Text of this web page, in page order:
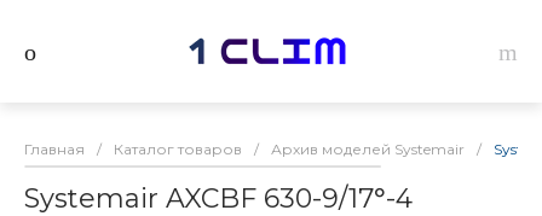
Главная / Каталог товаров / Архив моделей Systemair /
Systemair AXCBF 630-9/17°-4